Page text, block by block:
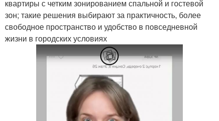
квартиры с четким зонированием спальной и гостевой
зон; такие решения выбирают за практичность, более
свободное пространство и удобство в повседневной
жизни в городских условиях